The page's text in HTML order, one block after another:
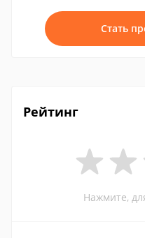
Стать
Рейтинг
Нажмите,